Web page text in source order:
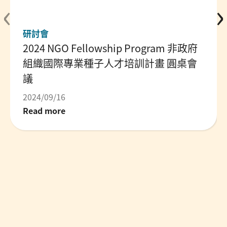
研討會
2024 NGO Fellowship Program 非政府
組織國際專業種子人才培訓計畫 圓桌會
議
2024/09/16
Read more
‹ ›